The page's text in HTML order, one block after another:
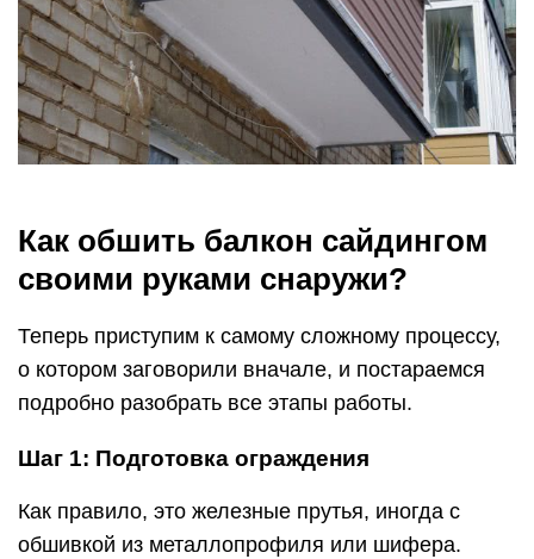
Как обшить балкон сайдингом
своими руками снаружи?
Теперь приступим к самому сложному процессу,
о котором заговорили вначале, и постараемся
подробно разобрать все этапы работы.
Шаг 1: Подготовка ограждения
Как правило, это железные прутья, иногда с
обшивкой из металлопрофиля или шифера.